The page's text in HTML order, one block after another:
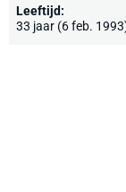
Leeftijd:
33 jaar (6 feb.